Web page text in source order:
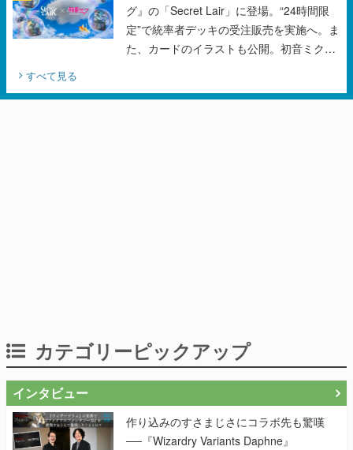
グ』の「Secret Lair」に登場。“24時間限
定”で統率者デッキの受注販売を実施へ。ま
た、カードのイラストも公開。初音ミクの
すべて見る
カテゴリーピックアップ
インタビュー
作り込みのすさまじさにコラボ先も驚嘆
──『Wizardry Variants Daphne』